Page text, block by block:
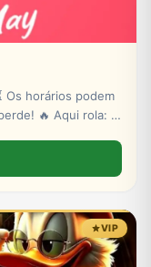
Os horários podem
rola: ✔
VIP